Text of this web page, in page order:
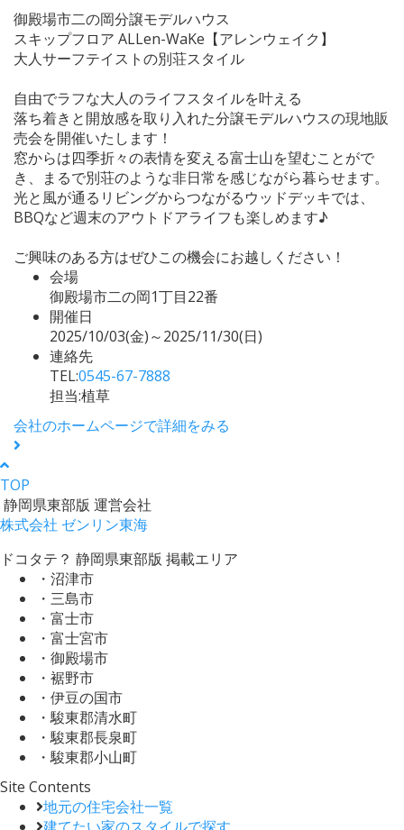
御殿場市二の岡分譲モデルハウス
スキップフロア ALLen-WaKe【アレンウェイク】
大人サーフテイストの別荘スタイル
自由でラフな大人のライフスタイルを叶える
落ち着きと開放感を取り入れた分譲モデルハウスの現地販
売会を開催いたします！
窓からは四季折々の表情を変える富士山を望むことがで
き、まるで別荘のような非日常を感じながら暮らせます。
光と風が通るリビングからつながるウッドデッキでは、
BBQなど週末のアウトドアライフも楽しめます♪
ご興味のある方はぜひこの機会にお越しください！
会場
御殿場市二の岡1丁目22番
開催日
2025/10/03(金)～2025/11/30(日)
連絡先
TEL:0545-67-7888
担当:植草
会社のホームページで詳細をみる
TOP
静岡県東部版 運営会社
株式会社 ゼンリン東海
ドコタテ？ 静岡県東部版 掲載エリア
・沼津市
・三島市
・富士市
・富士宮市
・御殿場市
・裾野市
・伊豆の国市
・駿東郡清水町
・駿東郡長泉町
・駿東郡小山町
Site Contents
地元の住宅会社一覧